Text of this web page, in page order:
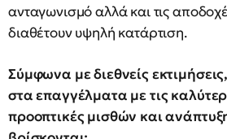
ανταγωνισμό αλλά και τις
διαθέτουν υψηλή κατάρτιση.
Σύμφωνα με διεθνείς
στα επαγγέλματα με τις
προοπτικές μισθών και